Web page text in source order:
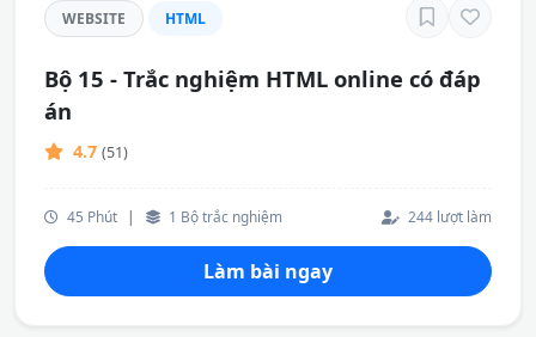
WEBSITE HTML
Bộ 15 - Trắc nghiệm HTML online có đáp
án
4.7 (51)
45 Phút | 1 Bộ trắc nghiệm 244 lượt làm
Làm bài ngay